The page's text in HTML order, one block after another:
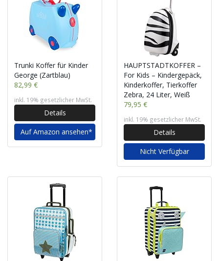
Trunki Koffer für Kinder
George (Zartblau)
82,99 €
inkl. 19% gesetzlicher MwSt.
Details
Auf Amazon ansehen*
HAUPTSTADTKOFFER –
For Kids – Kindergepäck,
Kinderkoffer, Tierkoffer
Zebra, 24 Liter, Weiß
79,95 €
inkl. 19% gesetzlicher MwSt.
Details
Nicht Verfügbar